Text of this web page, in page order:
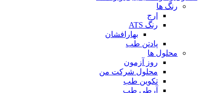
رنگ ها
ارج
رنگ ATS
بهارافشان
پادتن طب
محلول ها
روز آزمون
محلول شرکت من
تکوین طب
آرطی طب